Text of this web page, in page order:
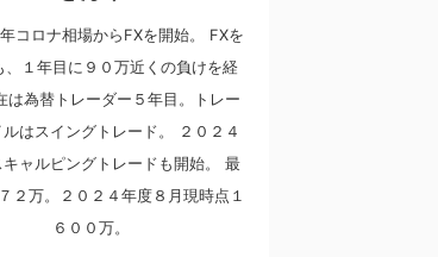
コロナ相場からFXを開始。 FXを
、１年目に９０万近くの負けを経
は為替トレーダー５年目。トレー
ルはスイングトレード。 ２０２４
ャルピングトレードも開始。 最
２万。２０２４年度８月現時点１
６００万。